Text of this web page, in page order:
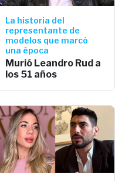
La historia del
representante de
modelos que marcó
una época
Murió Leandro Rud a
los 51 años